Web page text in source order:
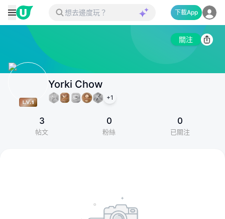
下載App
關注
Yorki Chow
+1
3
帖文
0
粉絲
0
已關注